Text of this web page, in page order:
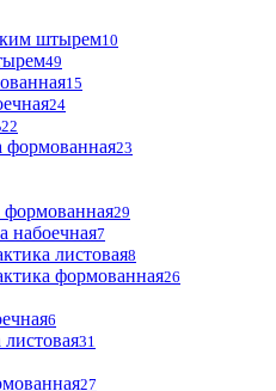
штырем10
49
15
24
22
формованная23
формованная29
набоечная7
листовая8
формованная26
6
31
27